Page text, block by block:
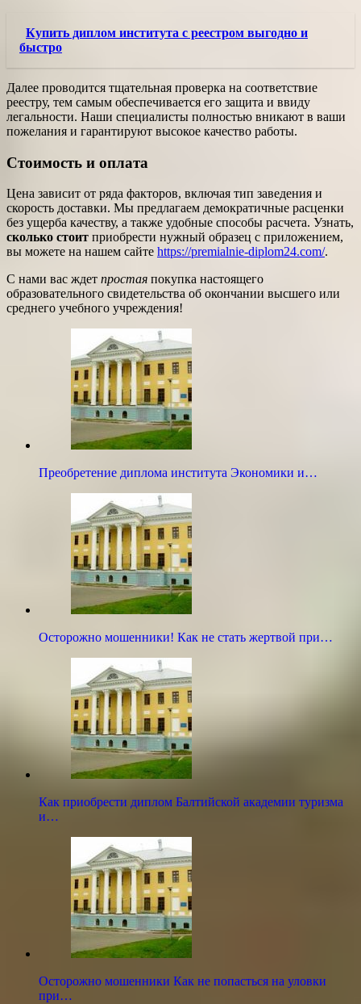
Купить диплом института с реестром выгодно и
быстро
Далее проводится тщательная проверка на соответствие
реестру, тем самым обеспечивается его защита и ввиду
легальности. Наши специалисты полностью вникают в ваши
пожелания и гарантируют высокое качество работы.
Стоимость и оплата
Цена зависит от ряда факторов, включая тип заведения и
скорость доставки. Мы предлагаем демократичные расценки
без ущерба качеству, а также удобные способы расчета. Узнать,
сколько стоит приобрести нужный образец с приложением,
вы можете на нашем сайте https://premialnie-diplom24.com/.
С нами вас ждет простая покупка настоящего
образовательного свидетельства об окончании высшего или
среднего учебного учреждения!
Преобретение диплома института Экономики и…
Осторожно мошенники! Как не стать жертвой при…
Как приобрести диплом Балтийской академии туризма
и…
Осторожно мошенники Как не попасться на уловки
при…